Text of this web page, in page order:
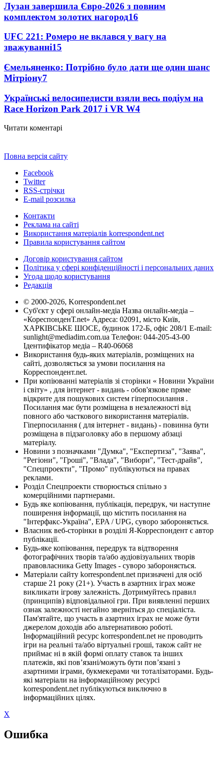
Лузан завершила Євро-2026 з повним
комплектом золотих нагород16
UFC 221: Ромеро не вклався у вагу на
зважуванні15
Ємельяненко: Потрібно було дати ще один шанс
Мітріону7
Українські велосипедисти взяли весь подіум на
Race Horizon Park 2017 і VR W4
Читати коментарі
Повна версія сайту
Facebook
Twitter
RSS-стрічки
E-mail розсилка
Контакти
Реклама на сайті
Використання матеріалів korrespondent.net
Правила користування сайтом
Договір користування сайтом
Політика у сфері конфіденційності і персональних даних
Угода щодо користування
Редакція
© 2000-2026, Korrespondent.net
Суб'єкт у сфері онлайн-медіа Назва онлайн-медіа –
«КореспонденТ.net» Адреса: 02091, місто Київ,
ХАРКІВСЬКЕ ШОСЕ, будинок 172-Б, офіс 208/1 E-mail:
sunlight@mediadim.com.ua Телефон: 044-205-43-00
Ідентифікатор медіа – R40-06068
Використання будь-яких матеріалів, розміщених на
сайті, дозволяється за умови посилання на
Корреспондент.net.
При копіюванні матеріалів зі сторінки « Новини України
і світу» , для інтернет - видань - обов'язкове пряме
відкрите для пошукових систем гіперпосилання .
Посилання має бути розміщена в незалежності від
повного або часткового використання матеріалів.
Гіперпосилання ( для інтернет - видань) - повинна бути
розміщена в підзаголовку або в першому абзаці
матеріалу.
Новини з позначками "Думка", "Експертиза", "Заява",
"Регіони", "Гроші", "Влада", "Вибори", "Тест-драйв",
"Спецпроекти", "Промо" публікуються на правах
реклами.
Розділ Спецпроекти створюється спільно з
комерційними партнерами.
Будь яке копіювання, публікація, передрук, чи наступне
поширення інформації, що містить посилання на
"Інтерфакс-Україна", EPA / UPG, суворо забороняється.
Власник веб-сторінки в розділі Я-Корреспондент є автор
публікації.
Будь-яке копіювання, передрук та відтворення
фотографічних творів та/або аудіовізуальних творів
правовласника Getty Images - суворо забороняється.
Матеріали сайту korrespondent.net призначені для осіб
старше 21 року (21+). Участь в азартних іграх може
викликати ігрову залежність. Дотримуйтесь правил
(принципів) відповідальної гри. При виявленні перших
ознак залежності негайно зверніться до спеціаліста.
Пам'ятайте, що участь в азартних іграх не може бути
джерелом доходів або альтернативою роботі.
Інформаційний ресурс korrespondent.net не проводить
ігри на реальні та/або віртуальні гроші, також сайт не
приймає ні в якій формі оплату ставок та інших
платежів, які пов’язані/можуть бути пов’язані з
азартними іграми, букмекерами чи тоталізаторами. Будь-
які матеріали на інформаційному ресурсі
korrespondent.net публікуються виключно в
інформаційних цілях.
X
Ошибка